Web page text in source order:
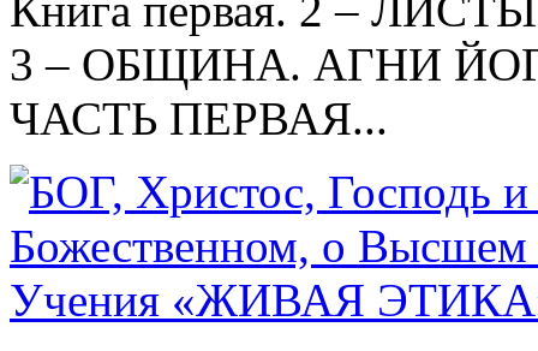
Книга первая. 2 –
3 – ОБЩИНА. АГНИ
ЧАСТЬ ПЕРВАЯ...